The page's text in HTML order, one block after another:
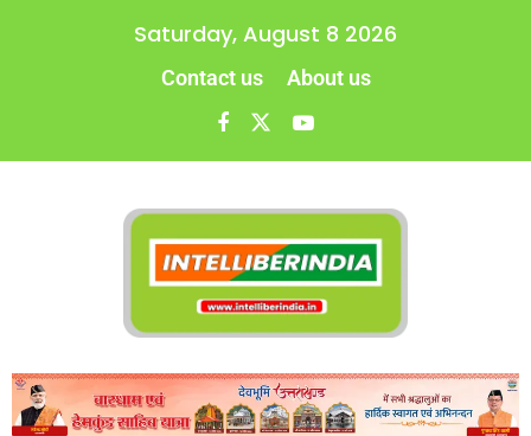
Saturday, August 8 2026
Contact us About us